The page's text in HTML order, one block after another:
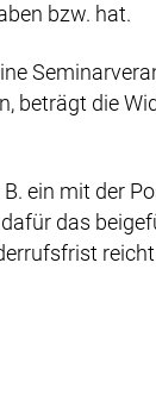
bzw. hat.
beträgt die
ein mit der
das